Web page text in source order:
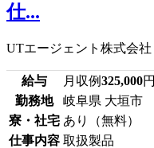
仕...
UTエージェント株式会社
給与 月収例325,000円
勤務地
岐阜県 大垣市
寮・社宅 あり（無料）
仕事内容 取扱製品